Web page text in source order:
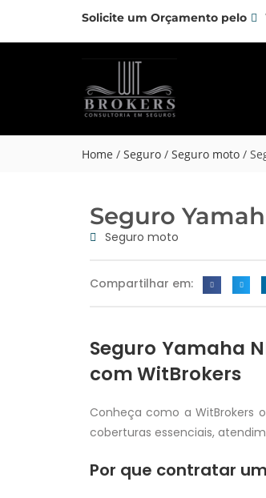
Solicite um Orçamento pelo
Home / Seguro / Seguro moto /
Seguro
Seguro moto
Compartilhar em:
Seguro Yamaha
com WitBrokers
Conheça como a WitBrokers
coberturas essenciais,
Por que contratar